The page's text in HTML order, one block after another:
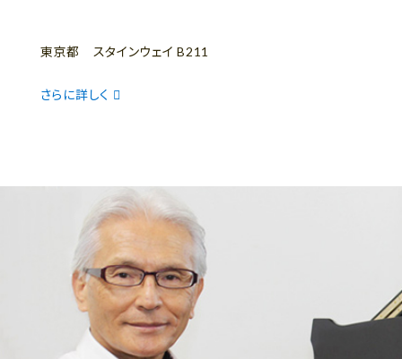
東京都 スタインウェイ B211
さらに詳しく